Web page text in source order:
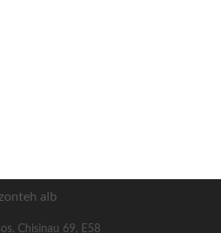
Chisinau 69, E58